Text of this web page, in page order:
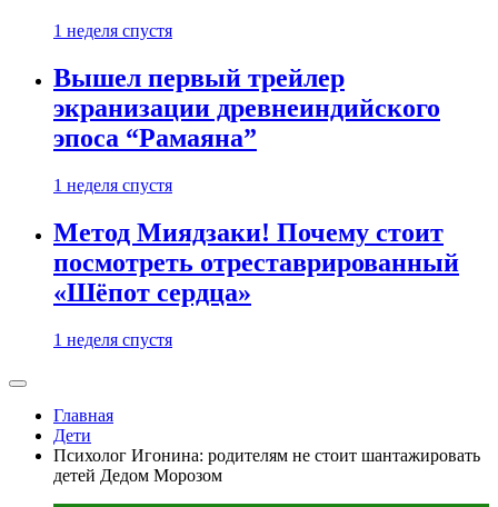
1 неделя спустя
Вышел первый трейлер
экранизации древнеиндийского
эпоса “Рамаяна”
1 неделя спустя
Метод Миядзаки! Почему стоит
посмотреть отреставрированный
«Шёпот сердца»
1 неделя спустя
Главная
Дети
Психолог Игонина: родителям не стоит шантажировать
детей Дедом Морозом